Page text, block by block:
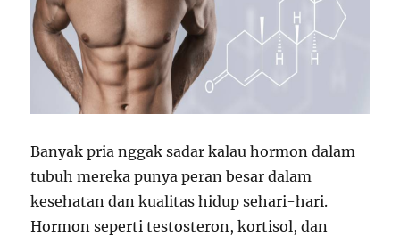
Banyak pria nggak sadar kalau hormon dalam
tubuh mereka punya peran besar dalam
kesehatan dan kualitas hidup sehari-hari.
Hormon seperti testosteron, kortisol, dan